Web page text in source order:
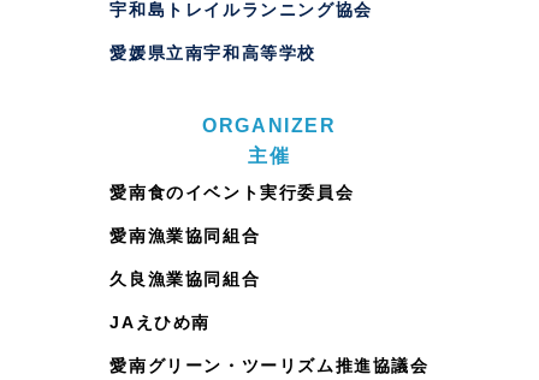
宇和島トレイルランニング協会
愛媛県立南宇和高等学校
ORGANIZER
主催
愛南食のイベント実行委員会
愛南漁業協同組合
久良漁業協同組合
JAえひめ南
愛南グリーン・ツーリズム推進協議会